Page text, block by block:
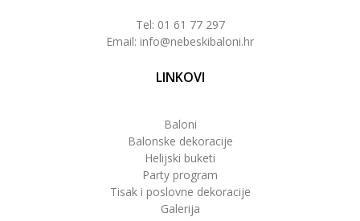
Tel: 01 61 77 297
Email: info@nebeskibaloni.hr
LINKOVI
Baloni
Balonske dekoracije
Helijski buketi
Party program
Tisak i poslovne dekoracije
Galerija